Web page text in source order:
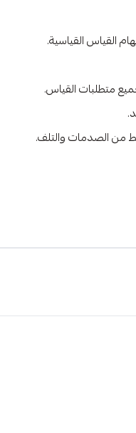
متطلبات القياس.